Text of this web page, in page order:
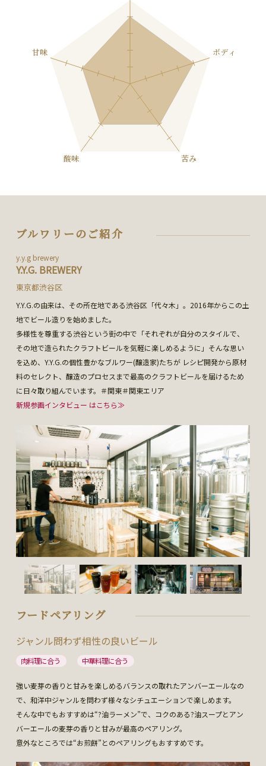
ブルワリーのご紹介
y.y.g brewery
Y.Y.G. BREWERY
東京都渋谷区
Y.Y.G.の由来は、その所在地である渋谷区「代々木」。2016年からこの土
地でビール造りを始めました。
多様性を尊重する渋谷という街の中で「それぞれが自分のスタイルで、
その地で造られたクラフトビールを気軽に楽しめるように」そんな思い
を込め、Y.Y.G.の個性豊かなブルワー(醸造家)たちが レシピ開発から原材
料のセレクト、醸造のプロセスまで最高のクラフトビールを届けるため
に日々取り組んでいます。＃関東＃関東エリア
新規参画インタビュー はこちら≫
フードペアリング
ジャンル問わず相性の良いビール
肉料理に合う 中華料理に合う
強い麦芽の香りと甘みを楽しめるバランスの取れたアンバーエールなの
で、和洋中ジャンルを問わず様々なシチュエーションで楽しめます。
そんな中でもおすすめは“?油ラーメン”で、コクのある?油スープとアン
バーエールの麦芽の香りと甘みが最高のペアリング。
意外なところでは“お煎餅”とのペアリングもおすすめです。